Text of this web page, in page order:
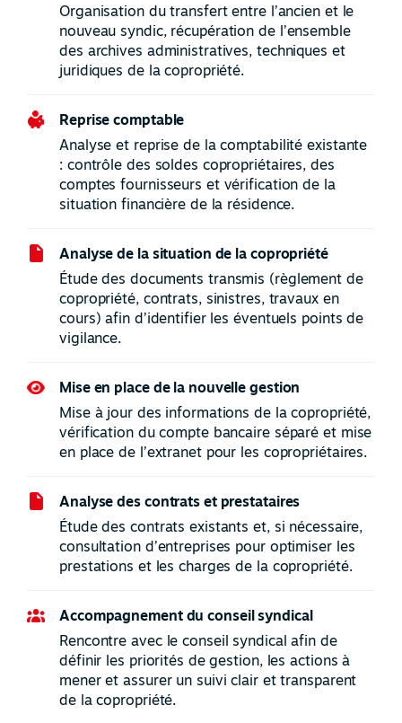
Organisation du transfert entre l’ancien et le
nouveau syndic, récupération de l’ensemble
des archives administratives, techniques et
juridiques de la copropriété.
Reprise comptable
Analyse et reprise de la comptabilité existante
: contrôle des soldes copropriétaires, des
comptes fournisseurs et vérification de la
situation financière de la résidence.
Analyse de la situation de la copropriété
Étude des documents transmis (règlement de
copropriété, contrats, sinistres, travaux en
cours) afin d’identifier les éventuels points de
vigilance.
Mise en place de la nouvelle gestion
Mise à jour des informations de la copropriété,
vérification du compte bancaire séparé et mise
en place de l’extranet pour les copropriétaires.
Analyse des contrats et prestataires
Étude des contrats existants et, si nécessaire,
consultation d’entreprises pour optimiser les
prestations et les charges de la copropriété.
Accompagnement du conseil syndical
Rencontre avec le conseil syndical afin de
définir les priorités de gestion, les actions à
mener et assurer un suivi clair et transparent
de la copropriété.